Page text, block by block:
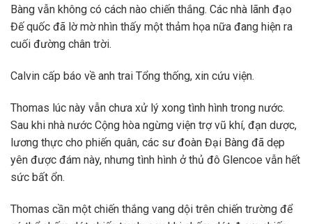
Bàng vẫn không có cách nào chiến thắng. Các nhà lãnh đạo
Đế quốc đã lờ mờ nhìn thấy một thảm họa nữa đang hiện ra
cuối đường chân trời.
Calvin cấp báo về anh trai Tổng thống, xin cứu viện.
Thomas lúc này vẫn chưa xử lý xong tình hình trong nước.
Sau khi nhà nước Cộng hòa ngừng viện trợ vũ khí, đạn dược,
lương thực cho phiến quân, các sư đoàn Đại Bàng đã dẹp
yên được đám này, nhưng tình hình ở thủ đô Glencoe vẫn hết
sức bất ổn.
Thomas cần một chiến thắng vang dội trên chiến trường để